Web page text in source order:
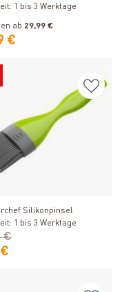
1 bis 3 Werktage
ab 29,99 €
€
Silikonpinsel
1 bis 3 Werktage
€